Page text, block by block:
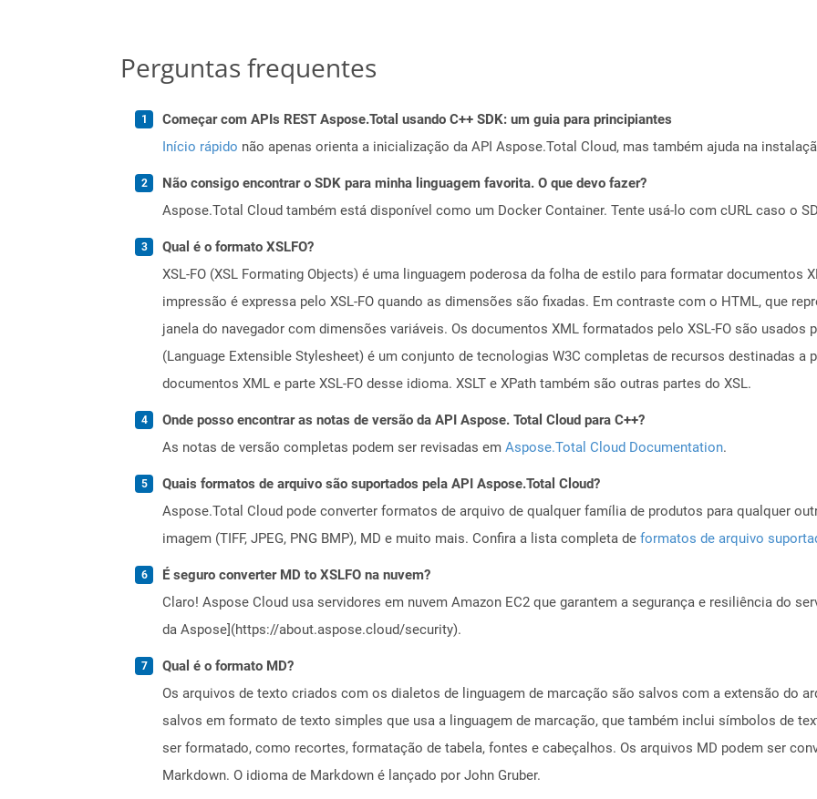
Perguntas frequentes
Começar com APIs REST Aspose.Total usando C++ SDK: um guia para principiantes
Início rápido não apenas orienta a inicialização da API Aspose.Total Cloud, mas também ajuda na
Não consigo encontrar o SDK para minha linguagem favorita. O que devo fazer?
Aspose.Total Cloud também está disponível como um Docker Container. Tente usá-lo com cURL caso o
Qual é o formato XSLFO?
XSL-FO (XSL Formating Objects) é uma linguagem poderosa da folha de estilo para formatar documentos
impressão é expressa pelo XSL-FO quando as dimensões são fixadas. Em contraste com o HTML, que
janela do navegador com dimensões variáveis. Os documentos XML formatados pelo XSL-FO são usados
(Language Extensible Stylesheet) é um conjunto de tecnologias W3C completas de recursos destinadas a
documentos XML e parte XSL-FO desse idioma. XSLT e XPath também são outras partes do XSL.
Onde posso encontrar as notas de versão da API Aspose. Total Cloud para C++?
As notas de versão completas podem ser revisadas em Aspose.Total Cloud Documentation.
Quais formatos de arquivo são suportados pela API Aspose.Total Cloud?
Aspose.Total Cloud pode converter formatos de arquivo de qualquer família de produtos para qualquer
imagem (TIFF, JPEG, PNG BMP), MD e muito mais. Confira a lista completa de formatos de arquivo
É seguro converter MD to XSLFO na nuvem?
Claro! Aspose Cloud usa servidores em nuvem Amazon EC2 que garantem a segurança e resiliência do
da Aspose](https://about.aspose.cloud/security).
Qual é o formato MD?
Os arquivos de texto criados com os dialetos de linguagem de marcação são salvos com a extensão do
salvos em formato de texto simples que usa a linguagem de marcação, que também inclui símbolos de
ser formatado, como recortes, formatação de tabela, fontes e cabeçalhos. Os arquivos MD podem ser
Markdown. O idioma de Markdown é lançado por John Gruber.